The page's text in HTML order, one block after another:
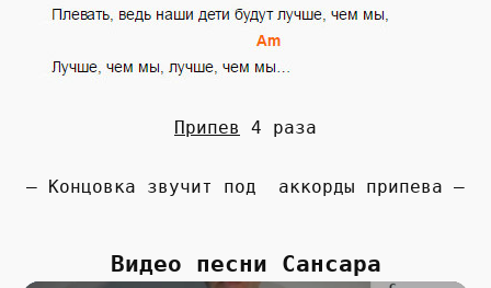
Припев 4 раза
— Концовка звучит под аккорды припева —
Видео песни Сансара